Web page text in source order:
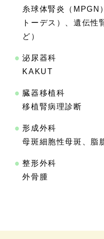
糸球体腎炎（MPGN
トーデス）、遺伝
ど）
泌尿器科
KAKUT
臓器移植科
移植腎病理診断
形成外科
母斑細胞性母斑、脂
整形外科
外骨腫